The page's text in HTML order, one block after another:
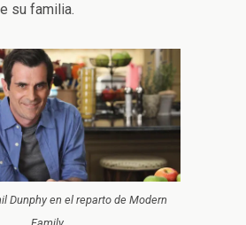
su familia.
Dunphy en el reparto de Modern